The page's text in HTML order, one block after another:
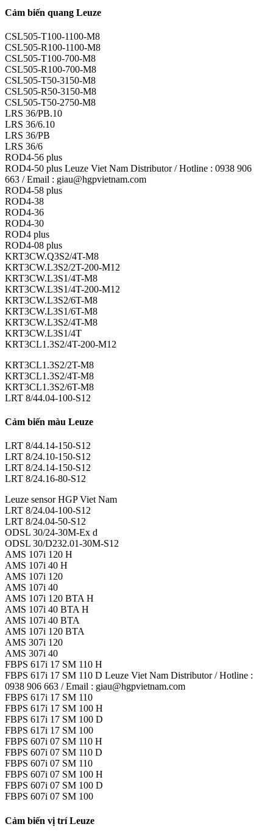
Cảm biến quang Leuze
CSL505-T100-1100-M8
CSL505-R100-1100-M8
CSL505-T100-700-M8
CSL505-R100-700-M8
CSL505-T50-3150-M8
CSL505-R50-3150-M8
CSL505-T50-2750-M8
LRS 36/PB.10
LRS 36/6.10
LRS 36/PB
LRS 36/6
ROD4-56 plus
ROD4-50 plus Leuze Viet Nam Distributor / Hotline : 0938 906
663 / Email : giau@hgpvietnam.com
ROD4-58 plus
ROD4-38
ROD4-36
ROD4-30
ROD4 plus
ROD4-08 plus
KRT3CW.Q3S2/4T-M8
KRT3CW.L3S2/2T-200-M12
KRT3CW.L3S1/4T-M8
KRT3CW.L3S1/4T-200-M12
KRT3CW.L3S2/6T-M8
KRT3CW.L3S1/6T-M8
KRT3CW.L3S2/4T-M8
KRT3CW.L3S1/4T
KRT3CL1.3S2/4T-200-M12
KRT3CL1.3S2/2T-M8
KRT3CL1.3S2/4T-M8
KRT3CL1.3S2/6T-M8
LRT 8/44.04-100-S12
Cảm biến màu Leuze
LRT 8/44.14-150-S12
LRT 8/24.10-150-S12
LRT 8/24.14-150-S12
LRT 8/24.16-80-S12
Leuze sensor HGP Viet Nam
LRT 8/24.04-100-S12
LRT 8/24.04-50-S12
ODSL 30/24-30M-Ex d
ODSL 30/D232.01-30M-S12
AMS 107i 120 H
AMS 107i 40 H
AMS 107i 120
AMS 107i 40
AMS 107i 120 BTA H
AMS 107i 40 BTA H
AMS 107i 40 BTA
AMS 107i 120 BTA
AMS 307i 120
AMS 307i 40
FBPS 617i 17 SM 110 H
FBPS 617i 17 SM 110 D Leuze Viet Nam Distributor / Hotline :
0938 906 663 / Email : giau@hgpvietnam.com
FBPS 617i 17 SM 110
FBPS 617i 17 SM 100 H
FBPS 617i 17 SM 100 D
FBPS 617i 17 SM 100
FBPS 607i 07 SM 110 H
FBPS 607i 07 SM 110 D
FBPS 607i 07 SM 110
FBPS 607i 07 SM 100 H
FBPS 607i 07 SM 100 D
FBPS 607i 07 SM 100
Cảm biến vị trí Leuze